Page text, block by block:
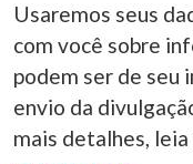
Usaremos seus
com você sobre
podem ser de seu
envio da
mais detalhes, leia